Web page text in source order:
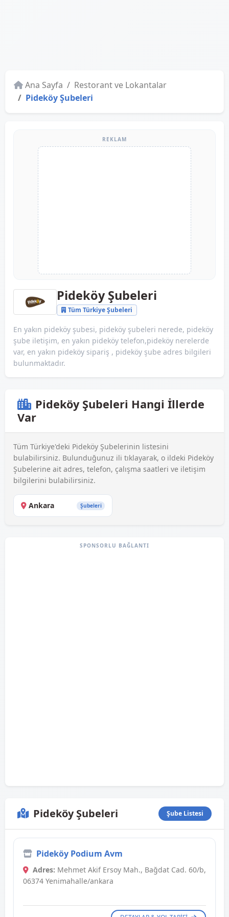
Ana Sayfa
Restorant ve Lokantalar
Pideköy Şubeleri
REKLAM
Pideköy Şubeleri
Tüm Türkiye Şubeleri
En yakın pideköy şubesi, pideköy şubeleri nerede, pideköy
şube iletişim, en yakın pideköy telefon,pideköy nerelerde
var, en yakın pideköy sipariş , pideköy şube adres bilgileri
bulunmaktadır.
Pideköy Şubeleri Hangi İllerde
Var
Tüm Türkiye'deki Pideköy Şubelerinin listesini
bulabilirsiniz. Bulunduğunuz ili tıklayarak, o ildeki Pideköy
Şubelerine ait adres, telefon, çalışma saatleri ve iletişim
bilgilerini bulabilirsiniz.
Ankara Şubeleri
SPONSORLU BAĞLANTI
Pideköy Şubeleri Şube Listesi
Pideköy Podium Avm
Adres: Mehmet Akif Ersoy Mah., Bağdat Cad. 60/b,
06374 Yenimahalle/ankara